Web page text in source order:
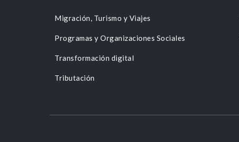
Migración, Turismo y Viajes
Programas y Organizaciones Sociales
Transformación digital
Tributación